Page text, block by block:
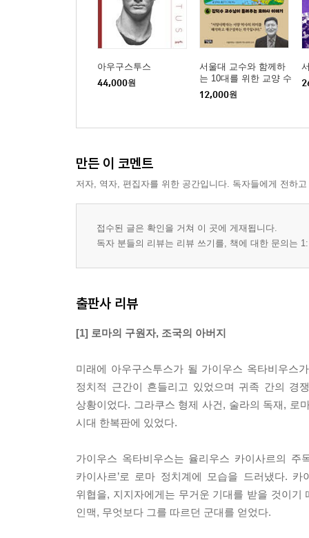
아우구스투스
44,000원
서울대 교수와 함께하
는 10대를 위한 교양 수
업 6
12,000원
만든 이 코멘트
저자, 역자, 편집자를 위한 공간입니다. 독자들에게 전하
접수된 글은 확인을 거쳐 이 곳에 게재됩니다.
독자 분들의 리뷰는 리뷰 쓰기를, 책에 대한 문의는
출판사 리뷰
[1] 로마의 구원자, 조국의 아버지
미래에 아우구스투스가 될 가이우스 옥타비우스
정치적 근간이 흔들리고 있었으며 귀족 간의 경
상황이었다. 그라쿠스 형제 사건, 술라의 독재, 로
시대 한복판에 있었다.
가이우스 옥타비우스는 율리우스 카이사르의
카이사르’로 로마 정치계에 모습을 드러냈다.
위협을, 지지자에게는 무거운 기대를 받을 것이
인맥, 무엇보다 그를 따르던 군대를 얻었다.